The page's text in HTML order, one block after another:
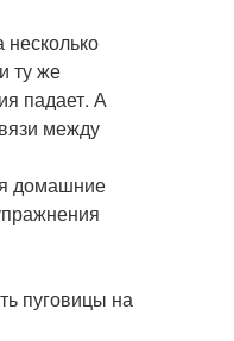
ту же
падает. А
между
домашние
пуговицы на